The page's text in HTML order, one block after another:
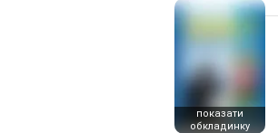
показати
обкладинку